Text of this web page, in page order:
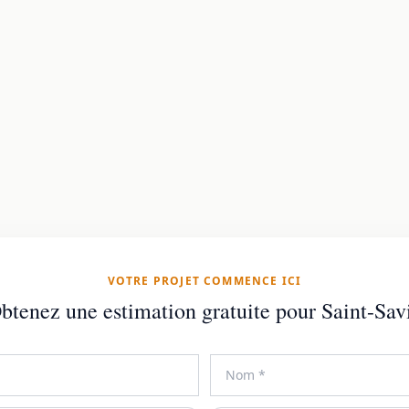
VOTRE PROJET COMMENCE ICI
une estimation gratuite pour Saint-